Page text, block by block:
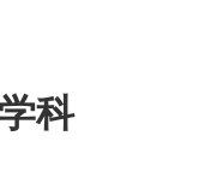
科